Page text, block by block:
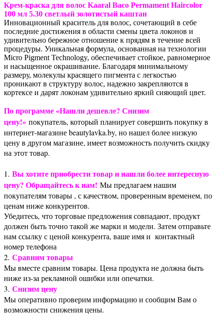
Крем-краска для волос Kaaral Baco Permament Haircolor
100 мл 5.30 светлый золотистый каштан
Инновационный краситель для волос, сочетающий в себе
последние достижения в области смены цвета локонов и
удивительно бережное отношение к прядям в течение всей
процедуры. Уникальная формула, основанная на технологии
Micro Pigment Technology, обеспечивает стойкое, равномерное
и насыщенное окрашивание. Благодаря минимальному
размеру, молекулы красящего пигмента с легкостью
проникают в структуру волос, надежно закрепляются в
кортексе и дарят локонам удивительно яркий сияющий цвет.
По программе «Нашли дешевле? Снизим
цену!» покупатель, который планирует совершить покупку в
интернет-магазине beautylavka.by, но нашел более низкую
цену в другом магазине, имеет возможность получить скидку
на этот товар.
1. Вы хотите приобрести товар и нашли более интересную
цену? Обращайтесь к нам! Мы предлагаем нашим
покупателям товары , с качеством, проверенным временем, по
ценам ниже конкурентов.
Убедитесь, что торговые предложения совпадают, продукт
должен быть точно такой же марки и модели. Затем отправьте
нам ссылку с ценой конкурента, ваше имя и контактный
номер телефона
2. Сравним товары
Мы вместе сравним товары. Цена продукта не должна быть
ниже из-за рекламной ошибки или опечатки.
3. Снизим цену
Мы оперативно проверим информацию и сообщим Вам о
возможности снижения цены.